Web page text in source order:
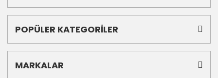
POPÜLER KATEGORİLER
MARKALAR